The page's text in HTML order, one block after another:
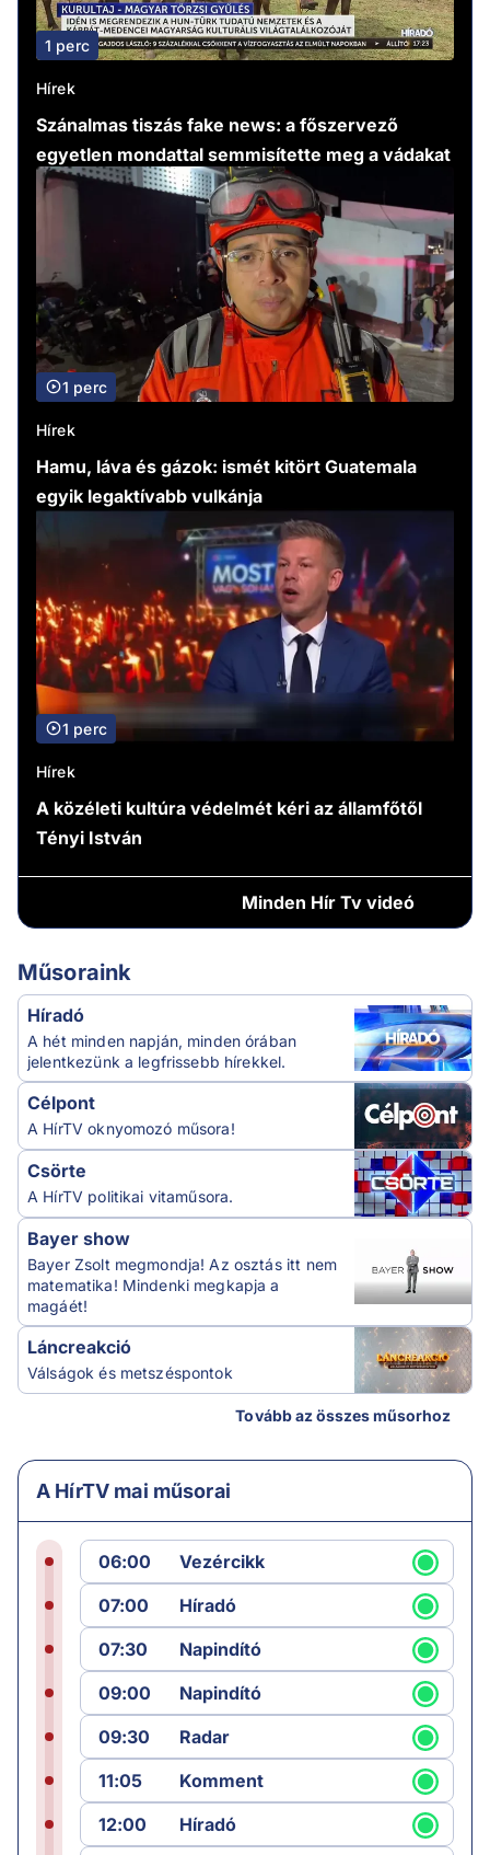
1 perc
Hírek
Szánalmas tiszás fake news: a főszervező
egyetlen mondattal semmisítette meg a vádakat
1 perc
Hírek
Hamu, láva és gázok: ismét kitört Guatemala
egyik legaktívabb vulkánja
1 perc
Hírek
A közéleti kultúra védelmét kéri az államfőtől
Tényi István
Minden Hír Tv videó
Műsoraink
Híradó
A hét minden napján, minden órában
jelentkezünk a legfrissebb hírekkel.
Célpont
A HírTV oknyomozó műsora!
Csörte
A HírTV politikai vitaműsora.
Bayer show
Bayer Zsolt megmondja! Az osztás itt nem
matematika! Mindenki megkapja a
magáét!
Láncreakció
Válságok és metszéspontok
Tovább az összes műsorhoz
A HírTV mai műsorai
06:00
Vezércikk
07:00
Híradó
07:30
Napindító
09:00
Napindító
09:30
Radar
11:05
Komment
12:00
Híradó